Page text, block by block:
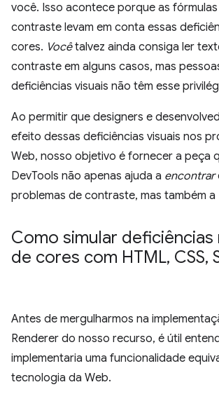
você. Isso acontece porque as
contraste levam em conta essas
cores. Vocêtalvez ainda consiga ler
contraste em alguns casos, mas
deficiências visuais não têm esse
Ao permitir que designers e
efeito dessas deficiências visuais nos
Web, nosso objetivo é fornecer a peça
DevTools não apenas ajuda a encontrar
problemas de contraste, mas também a
Como simular deficiências
de cores com HTML, CSS,
Antes de mergulharmos na
Renderer do nosso recurso, é útil
implementaria uma funcionalidade
tecnologia da Web.